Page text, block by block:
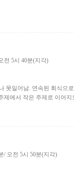
전 5시 40분(지각)
못일어남. 연속된 회식으
제에서 작은 주제로 이어
/ 오전 5시 50분(지각)